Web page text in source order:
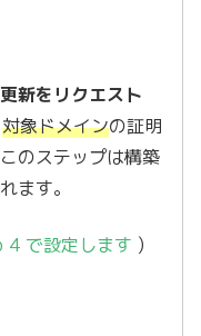
新をリクエスト
対象ドメインの証明
のステップは構築
ます。
4 で設定します )